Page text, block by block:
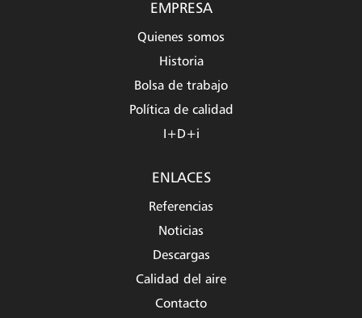
EMPRESA
Quienes somos
Historia
Bolsa de trabajo
Política de calidad
I+D+i
ENLACES
Referencias
Noticias
Descargas
Calidad del aire
Contacto